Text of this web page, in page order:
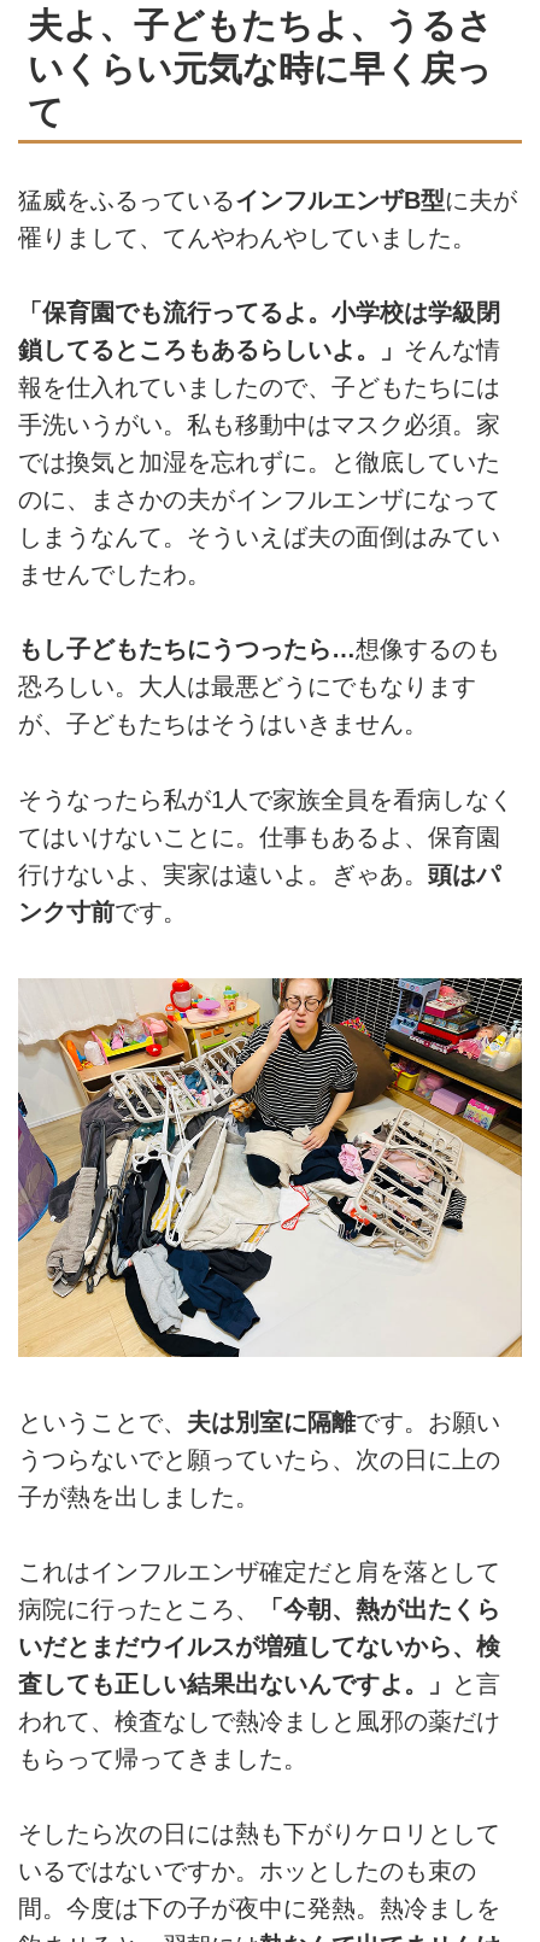
夫よ、子どもたちよ、うるさ
いくらい元気な時に早く戻っ
て
猛威をふるっているインフルエンザB型に夫が
罹りまして、てんやわんやしていました。
「保育園でも流行ってるよ。小学校は学級閉
鎖してるところもあるらしいよ。」 そんな情
報を仕入れていましたので、子どもたちには
手洗いうがい。私も移動中はマスク必須。家
では換気と加湿を忘れずに。と徹底していた
のに、まさかの夫がインフルエンザになって
しまうなんて。そういえば夫の面倒はみてい
ませんでしたわ。
もし子どもたちにうつったら…想像するのも
恐ろしい。大人は最悪どうにでもなります
が、子どもたちはそうはいきません。
そうなったら私が1人で家族全員を看病しなく
てはいけないことに。仕事もあるよ、保育園
行けないよ、実家は遠いよ。ぎゃあ。 頭はパ
ンク寸前です。
ということで、 夫は別室に隔離です。お願い
うつらないでと願っていたら、次の日に上の
子が熱を出しました。
これはインフルエンザ確定だと肩を落として
病院に行ったところ、
「今朝、熱が出たくら
いだとまだウイルスが増殖してないから、検
査しても正しい結果出ないんですよ。」
と言
われて、検査なしで熱冷ましと風邪の薬だけ
もらって帰ってきました。
そしたら次の日には熱も下がりケロリとして
いるではないですか。ホッとしたのも束の
間。今度は下の子が夜中に発熱。熱冷ましを